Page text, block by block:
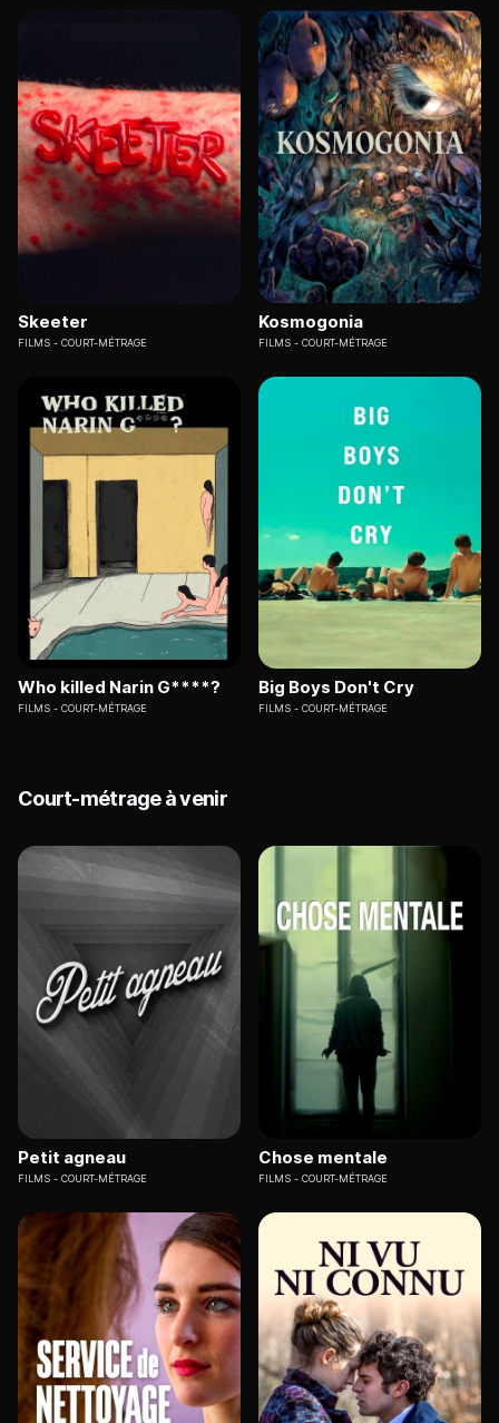
Skeeter
FILMS COURT-MÉTRAGE
Kosmogonia
FILMS COURT-MÉTRAGE
Who killed Narin G****?
FILMS COURT-MÉTRAGE
Big Boys Don't Cry
FILMS COURT-MÉTRAGE
Court-métrage à venir
Petit agneau
FILMS COURT-MÉTRAGE
Chose mentale
FILMS COURT-MÉTRAGE